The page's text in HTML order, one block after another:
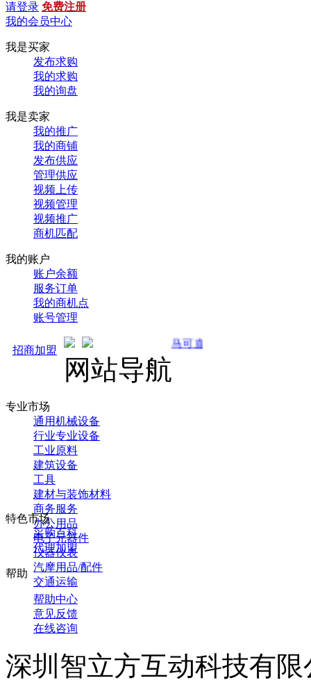
请登录 免费注册
我的会员中心
我是买家
发布求购
我的求购
我的询盘
我是卖家
我的推广
我的商铺
发布供应
管理供应
视频上传
视频管理
视频推广
商机匹配
我的账户
账户余额
服务订单
我的商机点
账号管理
招商加盟
马可直通车开启预售！全新推广
网站导航
专业市场
通用机械设备
行业专业设备
工业原料
建筑设备
工具
建材与装饰材料
商务服务
办公用品
电子元器件
仪器仪表
汽摩用品/配件
交通运输
特色市场
采购百科
代理加盟
帮助
帮助中心
意见反馈
在线咨询
深圳智立方互动科技有限